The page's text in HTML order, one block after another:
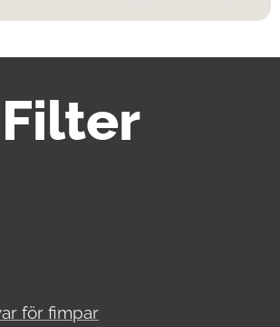
Filter
för fimpar